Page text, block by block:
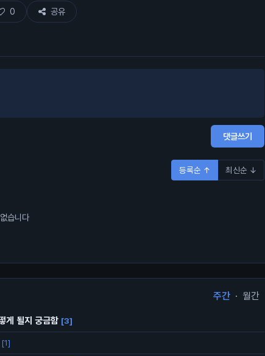
0 공유
댓글쓰기
등록순 ↑ 최신순 ↓
습니다
주간 · 월간
게 될지 궁금함 [3]
[1]